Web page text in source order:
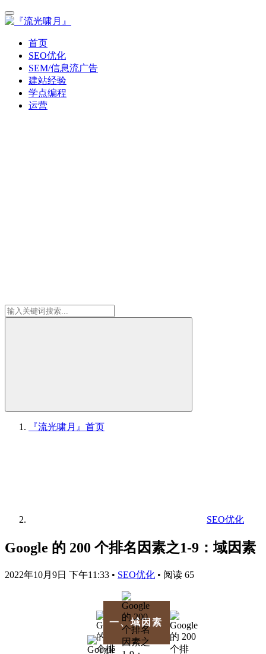
首页
SEO优化
SEM/信息流广告
建站经验
学点编程
运营
『流光啸月』 首页
SEO优化
Google 的 200 个排名因素之1-9：域因素
2022年10月9日 下午11:33 • SEO优化 • 阅读 65
一、域因素